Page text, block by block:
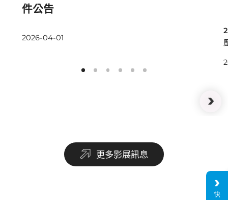
件公告
2026-04-01
更多影展訊息
快